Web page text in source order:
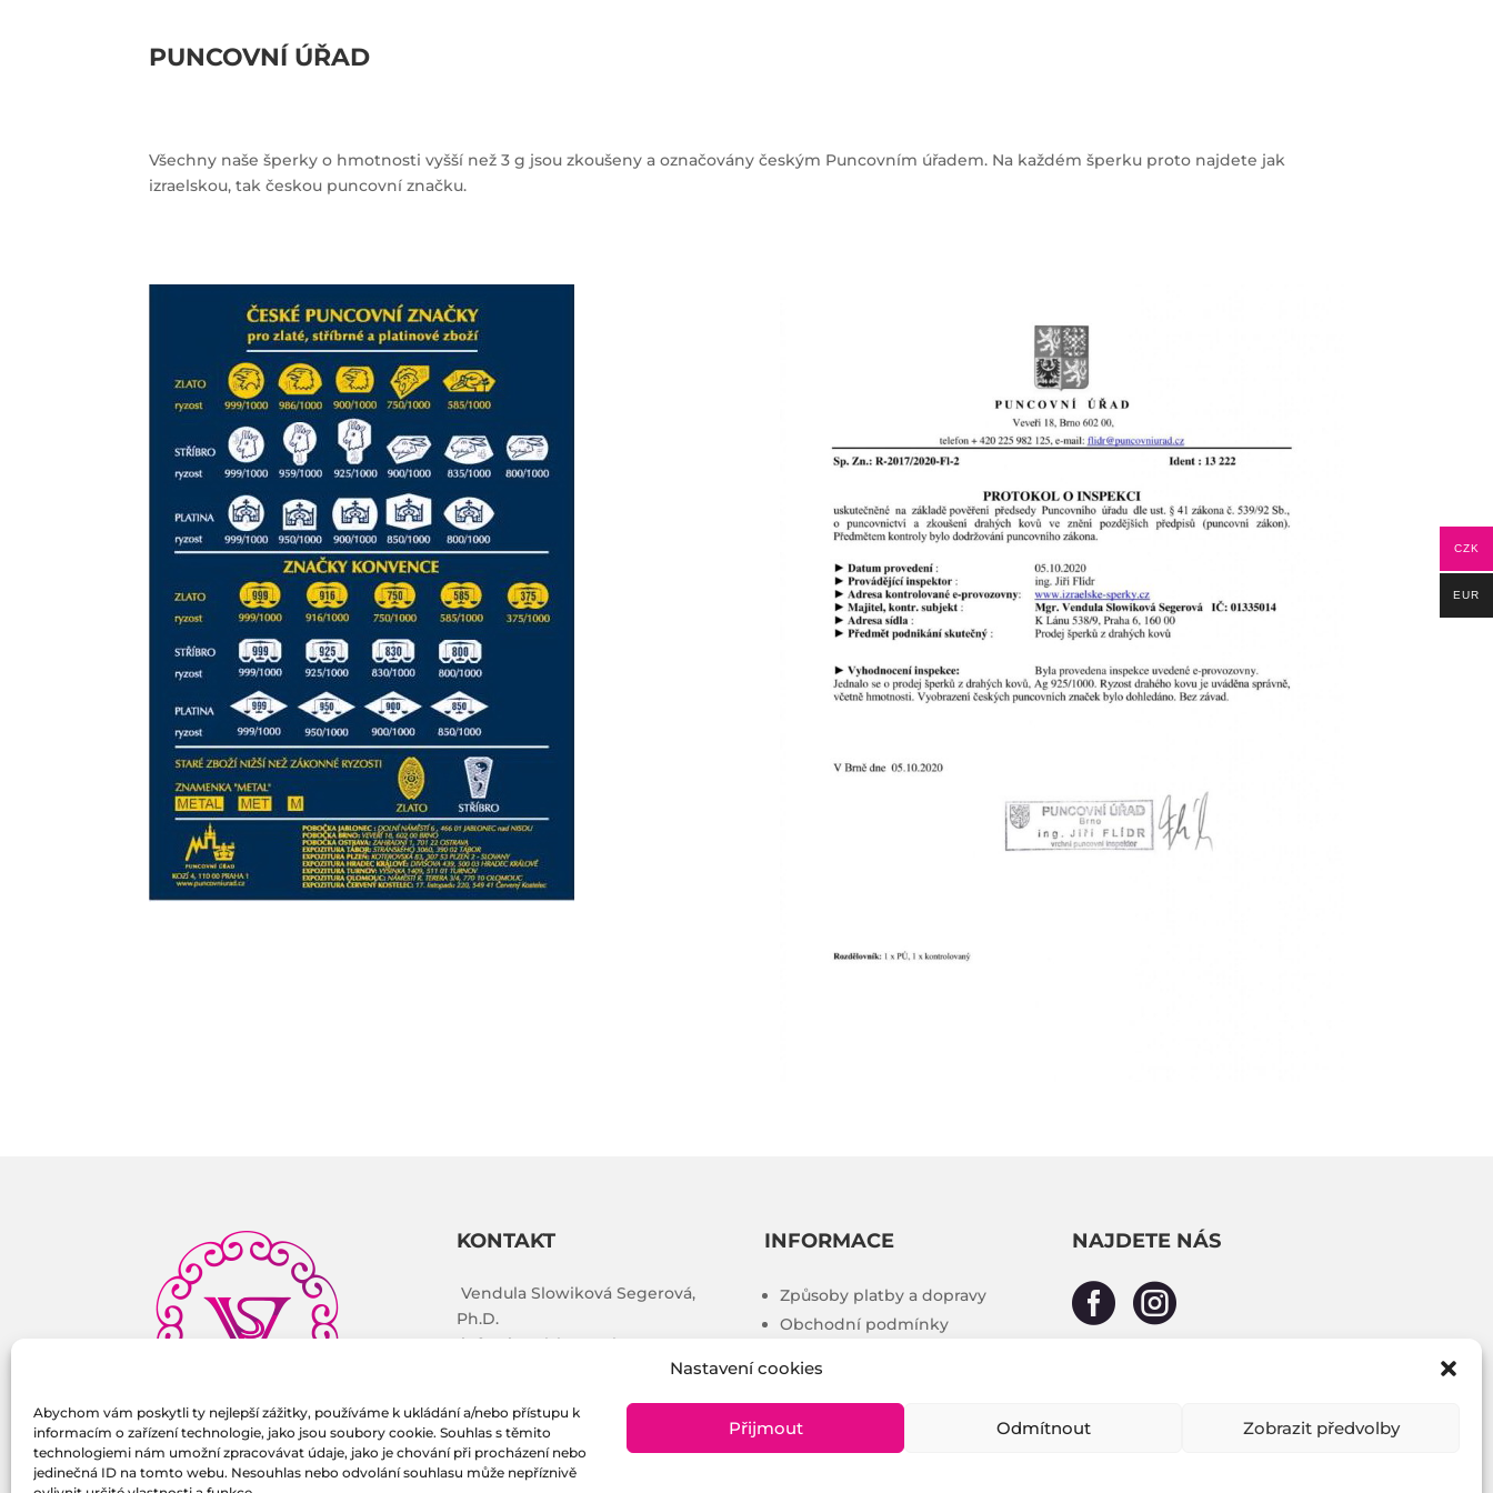
Nastavení cookies
Abychom vám poskytli ty nejlepší zážitky, používáme k ukládání a/nebo přístupu k
informacím o zařízení technologie, jako jsou soubory cookie. Souhlas s těmito
technologiemi nám umožní zpracovávat údaje, jako je chování při procházení nebo
jedinečná ID na tomto webu. Nesouhlas nebo odvolání souhlasu může nepříznivě
Přijmout Odmítnout Zobrazit předvolby
PUNCOVNÍ ÚŘAD
Všechny naše šperky o hmotnosti vyšší než 3 g jsou zkoušeny a označovány českým Puncovním úřadem. Na každém šperku proto najdete jak
izraelskou, tak českou puncovní značku.
KONTAKT
Vendula Slowiková Segerová,
Ph.D.
info@izraelskesperky.cz
INFORMACE
Způsoby platby a dopravy
Obchodní podmínky
Zásady Cookies
NAJDETE NÁS
 
CZK
EUR